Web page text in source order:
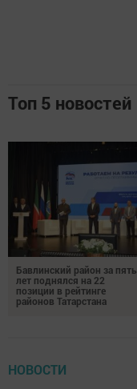
Топ 5 новостей
Бавлинский район за пять
лет поднялся на 22
позиции в рейтинге
районов Татарстана
НОВОСТИ